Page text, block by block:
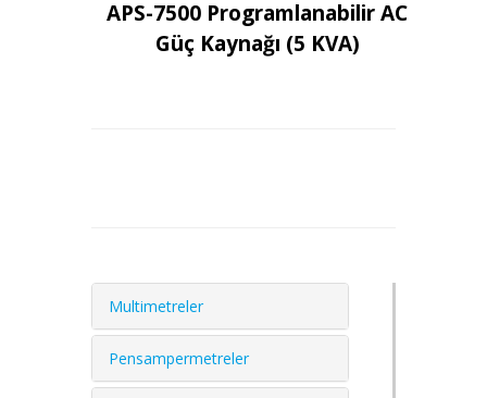
İncele
APS-7500 Programlanabilir AC
Güç Kaynağı (5 KVA)
Multimetreler
Pensampermetreler